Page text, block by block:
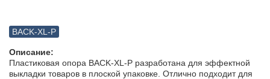
BACK-XL-P
Описание:
Пластиковая опора BACK-XL-P разработана для эффектной
выкладки товаров в плоской упаковке. Отлично подходит для